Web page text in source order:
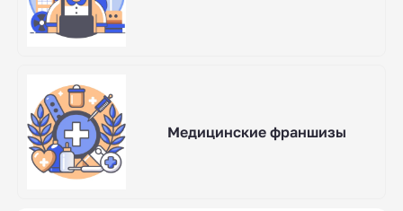
Медицинские франшизы